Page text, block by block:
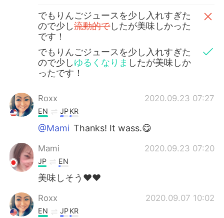
でもりんごジュースを少し入れすぎた
ので少し流動的でしたが美味しかった
です！
でもりんごジュースを少し入れすぎた
ので少しゆるくなりま したが美味しか
ったです！
Roxx 2020.09.23 07:27
EN JPKR
@Mami Thanks! It wass.😋
Mami 2020.09.23 07:20
JP EN
美味しそう❤️❤️
Roxx 2020.09.07 10:02
EN JPKR